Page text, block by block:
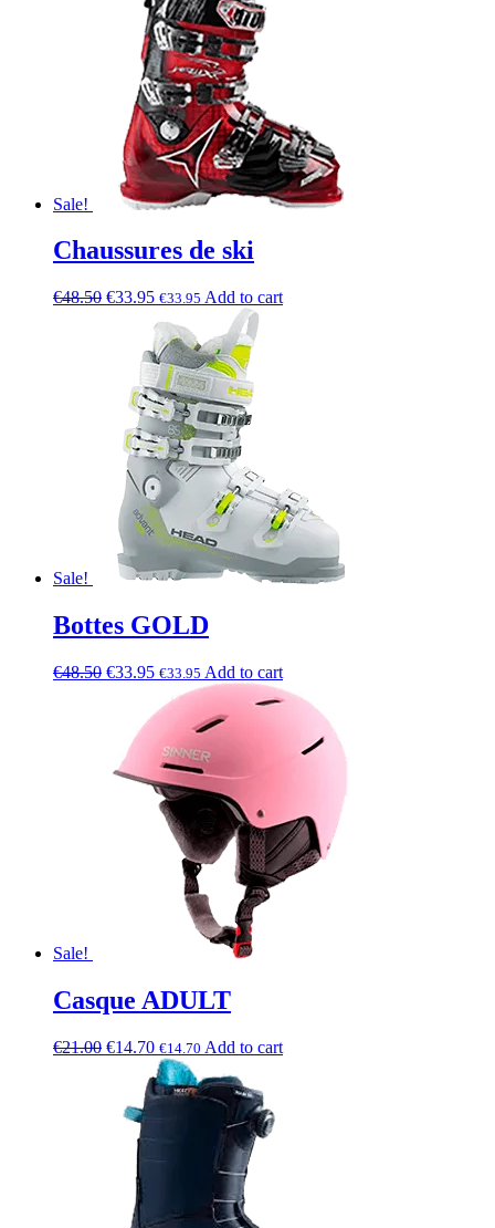
Sale!
Chaussures de ski
€48.50 €33.95 €33.95 Add to cart
Sale!
Bottes GOLD
€48.50 €33.95 €33.95 Add to cart
Sale!
Casque ADULT
€21.00 €14.70 €14.70 Add to cart